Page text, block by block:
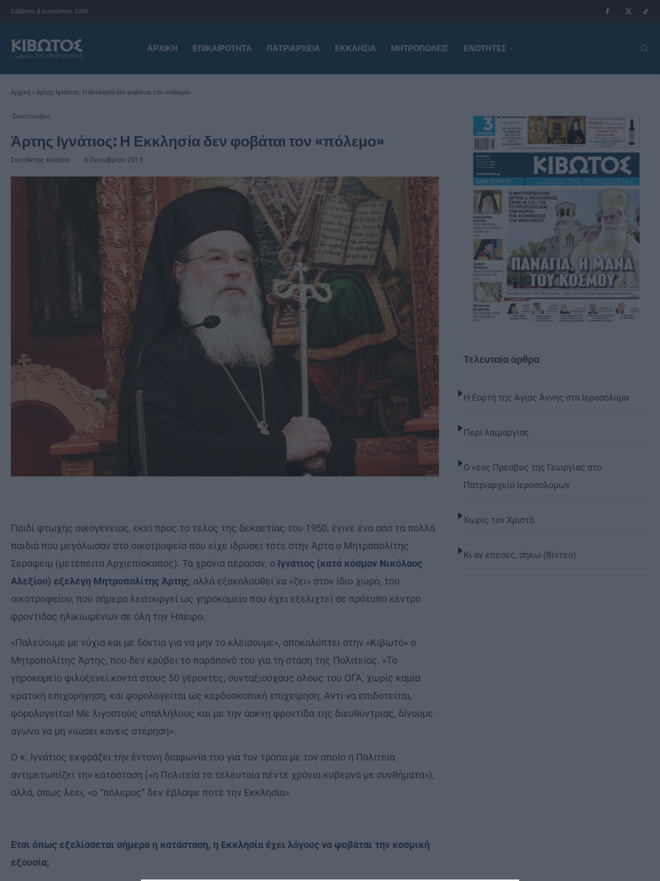
Σάββατο, 8 Αυγούστου, 2026
ΑΡΧΙΚΉ ΕΠΙΚΑΙΡΌΤΗΤΑ ΠΑΤΡΙΑΡΧΕΊΑ ΕΚΚΛΗΣΊΑ ΜΗΤΡΟΠΌΛΕΙΣ ΕΝΟΤΗΤΕΣ
Αρχική » Άρτης Ιγνάτιος: Η Εκκλησία δεν φοβάται τον «πόλεμο»
Συνεντευξεις
Άρτης Ιγνάτιος: Η Εκκλησία δεν φοβάται τον «πόλεμο»
Συντάκτης Kivotos 6 Οκτωβρίου 2015
Παιδί φτωχής οικογένειας, εκεί προς το τέλος της δεκαετίας του 1950, έγινε ένα από τα πολλά
παιδιά που μεγάλωσαν στο οικοτροφείο που είχε ιδρύσει τότε στην Άρτα ο Μητροπολίτης
Σεραφείμ (μετέπειτα Αρχιεπίσκοπος). Τα χρόνια πέρασαν, ο Ιγνάτιος (κατά κόσμον Νικόλαος
Αλεξίου) εξελέγη Μητροπολίτης Άρτης, αλλά εξακολουθεί να «ζει» στον ίδιο χώρο, του
οικοτροφείου, που σήμερα λειτουργεί ως γηροκομείο που έχει εξελιχτεί σε πρότυπο κέντρο
φροντίδας ηλικιωμένων σε όλη την Ήπειρο.
«Παλεύουμε με νύχια και με δόντια για να μην το κλείσουμε», αποκαλύπτει στην «Κιβωτό» ο
Μητροπολίτης Άρτης, που δεν κρύβει το παράπονό του για τη στάση της Πολιτείας. «Το
γηροκομείο φιλοξενεί κοντά στους 50 γέροντες, συνταξιούχους όλους του ΟΓΑ, χωρίς καμία
κρατική επιχορήγηση, και φορολογείται ως κερδοσκοπική επιχείρηση. Αντί να επιδοτείται,
φορολογείται! Με λιγοστούς υπαλλήλους και με την άοκνη φροντίδα της διευθύντριας, δίνουμε
αγώνα να μη νιώσει κανείς στέρηση».
Ο κ. Ιγνάτιος εκφράζει την έντονη διαφωνία του για τον τρόπο με τον οποίο η Πολιτεία
αντιμετωπίζει την κατάσταση («η Πολιτεία τα τελευταία πέντε χρόνια κυβερνά με συνθήματα»),
αλλά, όπως λέει, «ο “πόλεμος” δεν έβλαψε ποτέ την Εκκλησία».
Ετσι όπως εξελίσσεται σήμερα η κατάσταση, η Εκκλησία έχει λόγους να φοβάται την κοσμική
εξουσία;
Τελευταία άρθρα
Η Εορτή της Αγίας Άννης στα Ιεροσόλυμα
Περί λαιμαργίας
Ο νέος Πρέσβυς της Γεωργίας στο
Πατριαρχείο Ιεροσολύμων
Χωρίς τον Χριστό
Κι αν έπεσες, σήκω (Βίντεο)